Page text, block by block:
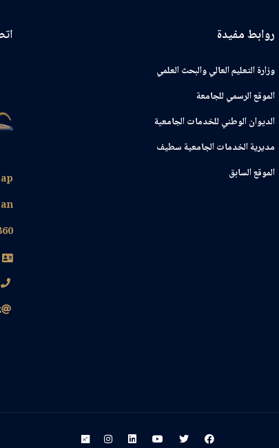
روابط مفيدة
وزارة التعليم العالي والبحث العلمي
الموقع الرسمي للجامعة
ﺍﻟﺪﻳﻮﺍﻥ ﺍﻟﻮﻃﻨﻲ ﻟﻠﺨﺪﻣﺎﺕ ﺍﻟﺠﺎﻣﻌﻴﺔ
مديرية الخدمات الجامعية سطيف
الموقع السابق